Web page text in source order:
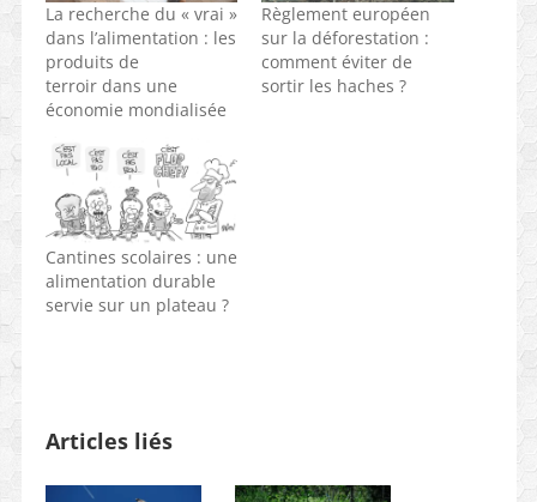
La recherche du « vrai »
dans l’alimentation : les
produits de
terroir dans une
économie mondialisée
Règlement européen
sur la déforestation :
comment éviter de
sortir les haches ?
Cantines scolaires : une
alimentation durable
servie sur un plateau ?
Articles liés